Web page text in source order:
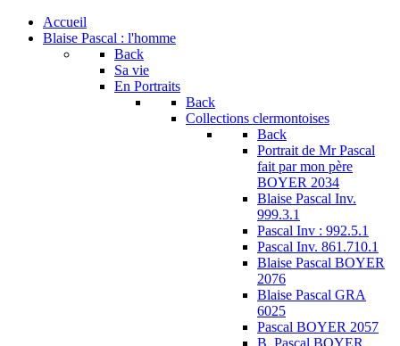
Accueil
Blaise Pascal : l'homme
Back
Sa vie
En Portraits
Back
Collections clermontoises
Back
Portrait de Mr Pascal
fait par mon père
BOYER 2034
Blaise Pascal Inv.
999.3.1
Pascal Inv : 992.5.1
Pascal Inv. 861.710.1
Blaise Pascal BOYER
2076
Blaise Pascal GRA
6025
Pascal BOYER 2057
B. Pascal BOYER